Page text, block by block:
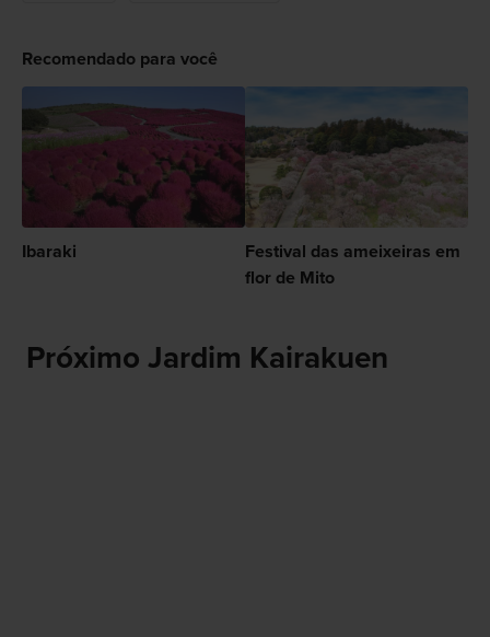
Recomendado para você
Ibaraki
Festival das ameixeiras em
flor de Mito
Próximo Jardim Kairakuen